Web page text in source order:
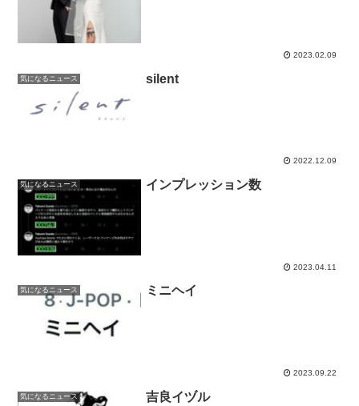
2023.02.09
気になるニュース silent
2022.12.09
気になるニュース インプレッション数
2023.04.11
気になるニュース ミニヘイ
2023.09.22
気になるニュース 吉良イヅル